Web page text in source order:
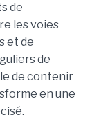
de
les voies
et de
de
de contenir
en une